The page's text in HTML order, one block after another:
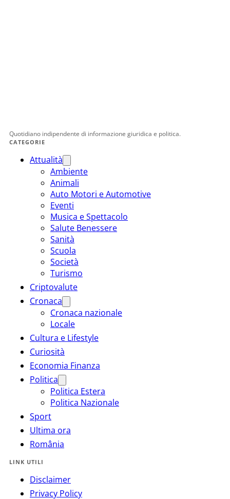
Quotidiano indipendente di informazione giuridica e politica.
CATEGORIE
Attualità
Ambiente
Animali
Auto Motori e Automotive
Eventi
Musica e Spettacolo
Salute Benessere
Sanità
Scuola
Società
Turismo
Criptovalute
Cronaca
Cronaca nazionale
Locale
Cultura e Lifestyle
Curiosità
Economia Finanza
Politica
Politica Estera
Politica Nazionale
Sport
Ultima ora
România
LINK UTILI
Disclaimer
Privacy Policy